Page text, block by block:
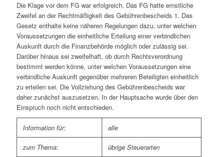
Die Klage vor dem FG war erfolgreich. Das FG hatte ernstliche
Zweifel an der Rechtmäßigkeit des Gebührenbescheids 1. Das
Gesetz enthalte keine näheren Regelungen dazu, unter welchen
Voraussetzungen die einheitliche Erteilung einer verbindlichen
Auskunft durch die Finanzbehörde möglich oder zulässig sei.
Darüber hinaus sei zweifelhaft, ob durch Rechtsverordnung
bestimmt werden könne, unter welchen Voraussetzungen eine
verbindliche Auskunft gegenüber mehreren Beteiligten einheitlich
zu erteilen sei. Die Vollziehung des Gebührenbescheids war
daher zunächst auszusetzen. In der Hauptsache wurde über den
Einspruch noch nicht entschieden.
Information für: alle
zum Thema: übrige Steuerarten